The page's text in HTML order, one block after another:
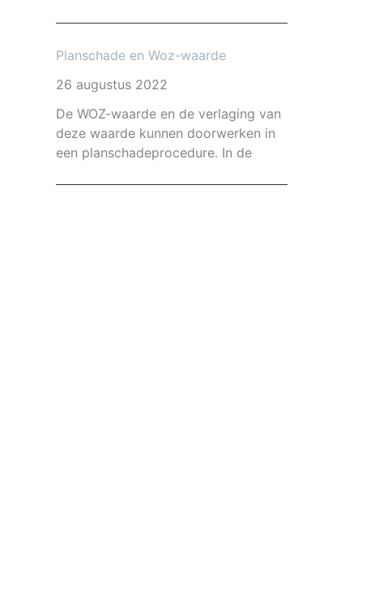
Planschade en Woz-waarde
26 augustus 2022
De WOZ-waarde en de verlaging van
deze waarde kunnen doorwerken in
een planschadeprocedure. In de